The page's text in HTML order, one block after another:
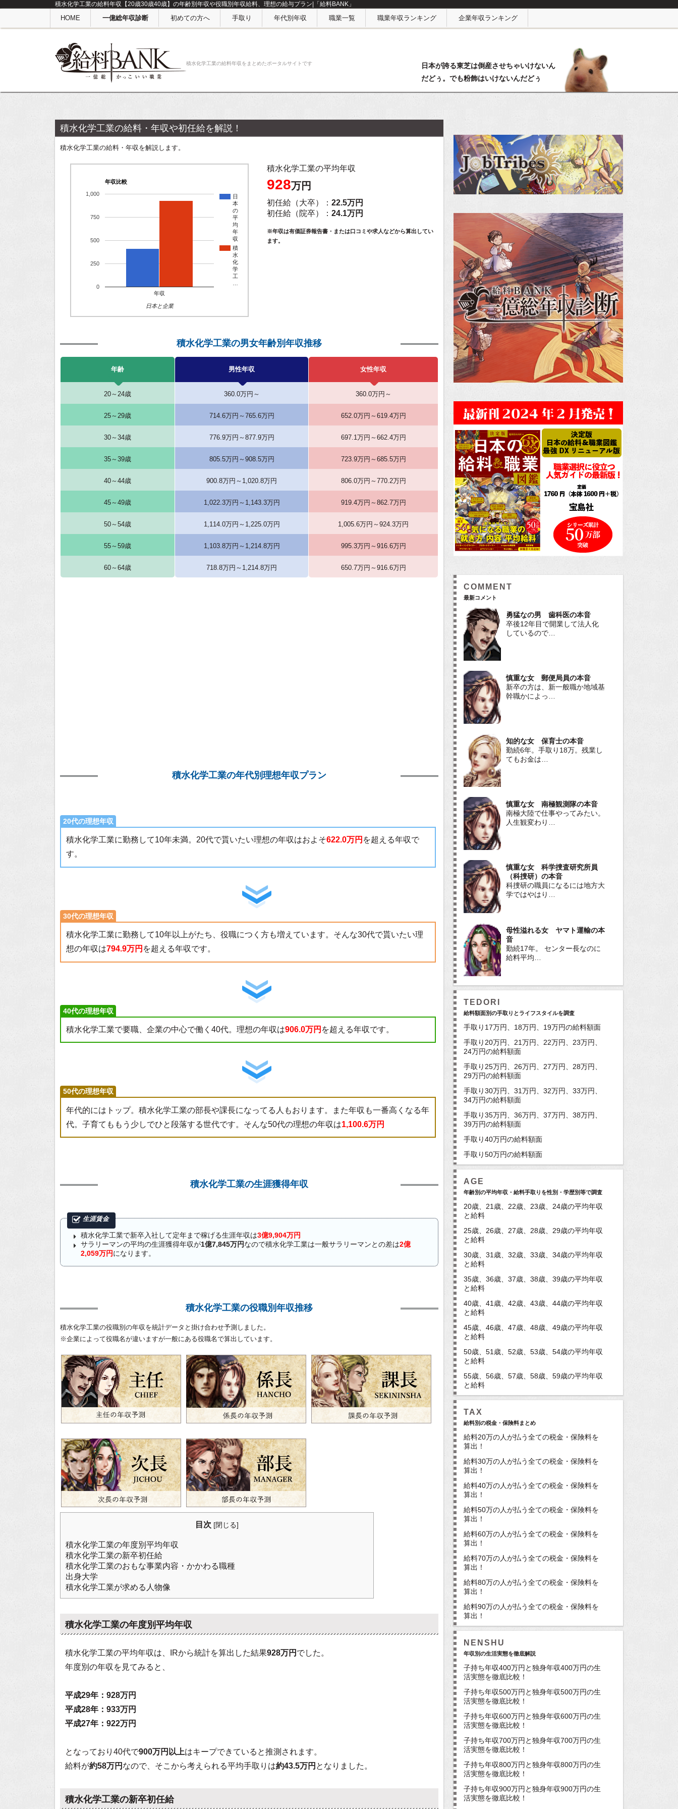
積水化学工業の給料年収【20歳30歳40歳】の年齢別年収や役職別年収給料、理想の給与プラン|「給料BANK」
HOME 一億総年収診断 初めての方へ 手取り 年代別年収 職業一覧 職業年収ランキング 企業年収ランキング
積水化学工業の給料年収をまとめたポータルサイトです
日本が誇る東芝は倒産させちゃいけないん
だどぅ。でも粉飾はいけないんだどぅ
積水化学工業の給料・年収や初任給を解説！
積水化学工業の給料・年収を解説します。
年収比較
日
本
の
平
均
年
収
積
水
化
学
工
年収
0
250
500
750
1,000
日本と企業
積水化学工業の平均年収
928万円
初任給（大卒）： 22.5万円
初任給（院卒）： 24.1万円
※年収は有価証券報告書・または口コミや求人などから算出してい
ます。
積水化学工業の男女年齢別年収推移
年齢 男性年収 女性年収
20～24歳 360.0万円～ 360.0万円～
25～29歳 714.6万円～765.6万円 652.0万円～619.4万円
30～34歳 776.9万円～877.9万円 697.1万円～662.4万円
35～39歳 805.5万円～908.5万円 723.9万円～685.5万円
40～44歳 900.8万円～1,020.8万円 806.0万円～770.2万円
45～49歳 1,022.3万円～1,143.3万円 919.4万円～862.7万円
50～54歳 1,114.0万円～1,225.0万円 1,005.6万円～924.3万円
55～59歳 1,103.8万円～1,214.8万円 995.3万円～916.6万円
60～64歳 718.8万円～1,214.8万円 650.7万円～916.6万円
積水化学工業の年代別理想年収プラン
20代の理想年収
積水化学工業に勤務して10年未満。20代で貰いたい理想の年収はおよそ622.0万円 を超える年収で
す。
30代の理想年収
積水化学工業に勤務して10年以上がたち、役職につく方も増えています。そんな30代で貰いたい理
想の年収は794.9万円 を超える年収です。
40代の理想年収
積水化学工業で要職、企業の中心で働く40代。理想の年収は906.0万円 を超える年収です。
50代の理想年収
年代的にはトップ。積水化学工業の部長や課長になってる人もおります。また年収も一番高くなる年
代。子育てももう少しでひと段落する世代です。そんな50代の理想の年収は1,100.6万円
積水化学工業の生涯獲得年収
積水化学工業で新卒入社して定年まで稼げる生涯年収は3億9,904万円
サラリーマンの平均の生涯獲得年収が1億7,845万円なので積水化学工業は一般サラリーマンとの差は2億
2,059万円になります。
積水化学工業の役職別年収推移
積水化学工業の役職別の年収を統計データと掛け合わせ予測しました。
※企業によって役職名が違いますが一般にある役職名で算出しています。
目次 [閉じる]
積水化学工業の年度別平均年収
積水化学工業の新卒初任給
積水化学工業のおもな事業内容・かかわる職種
出身大学
積水化学工業が求める人物像
積水化学工業の年度別平均年収
積水化学工業の平均年収は、IRから統計を算出した結果928万円 でした。
年度別の年収を見てみると、
平成29年：928万円
平成28年：933万円
平成27年：922万円
となっており40代で900万円以上はキープできていると推測されます。
給料が約58万円 なので、そこから考えられる平均手取りは約43.5万円 となりました。
積水化学工業の新卒初任給
COMMENT
最新コメント
勇猛なの男 歯科医の本音
卒後12年目で開業して法人化
しているので…
慎重な女 郵便局員の本音
新卒の方は、新一般職か地域基
幹職かによっ…
知的な女 保育士の本音
勤続6年。手取り18万。残業し
てもお金は…
慎重な女 南極観測隊の本音
南極大陸で仕事やってみたい。
人生観変わり…
慎重な女 科学捜査研究所員
（科捜研）の本音
科捜研の職員になるには地方大
学ではやはり…
母性溢れる女 ヤマト運輸の本
音
勤続17年。 センター長なのに
給料平均…
TEDORI
給料額面別の手取りとライフスタイルを調査
手取り17万円、18万円、19万円の給料額面
手取り20万円、21万円、22万円、23万円、
24万円の給料額面
手取り25万円、26万円、27万円、28万円、
29万円の給料額面
手取り30万円、31万円、32万円、33万円、
34万円の給料額面
手取り35万円、36万円、37万円、38万円、
39万円の給料額面
手取り40万円の給料額面
手取り50万円の給料額面
AGE
年齢別の平均年収・給料手取りを性別・学歴別等で調査
20歳、21歳、22歳、23歳、24歳の平均年収
と給料
25歳、26歳、27歳、28歳、29歳の平均年収
と給料
30歳、31歳、32歳、33歳、34歳の平均年収
と給料
35歳、36歳、37歳、38歳、39歳の平均年収
と給料
40歳、41歳、42歳、43歳、44歳の平均年収
と給料
45歳、46歳、47歳、48歳、49歳の平均年収
と給料
50歳、51歳、52歳、53歳、54歳の平均年収
と給料
55歳、56歳、57歳、58歳、59歳の平均年収
と給料
TAX
給料別の税金・保険料まとめ
給料20万の人が払う全ての税金・保険料を
算出！
給料30万の人が払う全ての税金・保険料を
算出！
給料40万の人が払う全ての税金・保険料を
算出！
給料50万の人が払う全ての税金・保険料を
算出！
給料60万の人が払う全ての税金・保険料を
算出！
給料70万の人が払う全ての税金・保険料を
算出！
給料80万の人が払う全ての税金・保険料を
算出！
給料90万の人が払う全ての税金・保険料を
算出！
NENSHU
年収別の生活実態を徹底解説
子持ち年収400万円と独身年収400万円の生
活実態を徹底比較！
子持ち年収500万円と独身年収500万円の生
活実態を徹底比較！
子持ち年収600万円と独身年収600万円の生
活実態を徹底比較！
子持ち年収700万円と独身年収700万円の生
活実態を徹底比較！
子持ち年収800万円と独身年収800万円の生
活実態を徹底比較！
子持ち年収900万円と独身年収900万円の生
活実態を徹底比較！